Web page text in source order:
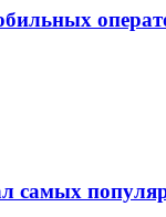
самых